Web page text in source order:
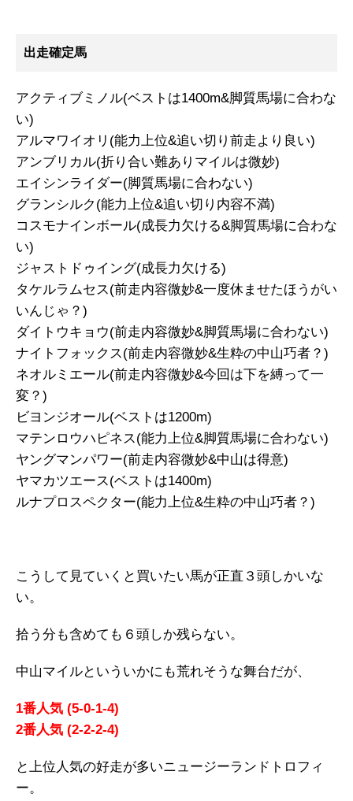
出走確定馬
アクティブミノル(ベストは1400m&脚質馬場に合わな
い)
アルマワイオリ(能力上位&追い切り前走より良い)
アンブリカル(折り合い難ありマイルは微妙)
エイシンライダー(脚質馬場に合わない)
グランシルク(能力上位&追い切り内容不満)
コスモナインボール(成長力欠ける&脚質馬場に合わな
い)
ジャストドゥイング(成長力欠ける)
タケルラムセス(前走内容微妙&一度休ませたほうがい
いんじゃ？)
ダイトウキョウ(前走内容微妙&脚質馬場に合わない)
ナイトフォックス(前走内容微妙&生粋の中山巧者？)
ネオルミエール(前走内容微妙&今回は下を縛って一
変？)
ビヨンジオール(ベストは1200m)
マテンロウハピネス(能力上位&脚質馬場に合わない)
ヤングマンパワー(前走内容微妙&中山は得意)
ヤマカツエース(ベストは1400m)
ルナプロスペクター(能力上位&生粋の中山巧者？)
こうして見ていくと買いたい馬が正直３頭しかいな
い。
拾う分も含めても６頭しか残らない。
中山マイルといういかにも荒れそうな舞台だが、
1番人気 (5-0-1-4)
2番人気 (2-2-2-4)
と上位人気の好走が多いニュージーランドトロフィ
ー。